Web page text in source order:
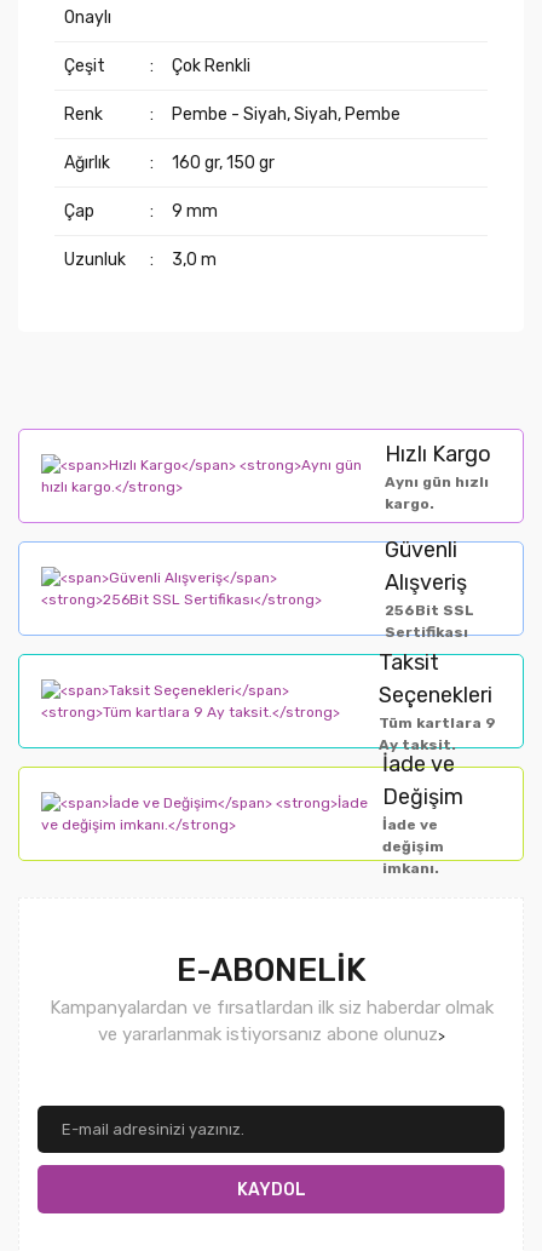
Onaylı
Çeşit : Çok Renkli
Renk : Pembe - Siyah, Siyah, Pembe
Ağırlık : 160 gr, 150 gr
Çap : 9 mm
Uzunluk : 3,0 m
Hızlı Kargo
Aynı gün hızlı
kargo.
Güvenli
Alışveriş
256Bit SSL
Sertifikası
Taksit
Seçenekleri
Tüm kartlara 9
Ay taksit.
İade ve
Değişim
İade ve
değişim
imkanı.
E-ABONELİK
Kampanyalardan ve fırsatlardan ilk siz haberdar olmak
ve yararlanmak istiyorsanız abone olunuz>
KAYDOL